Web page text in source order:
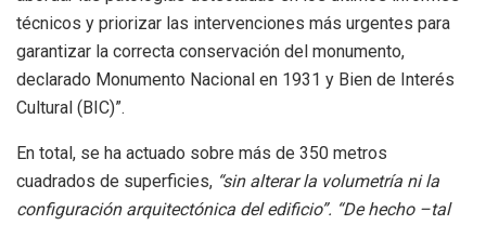
técnicos y priorizar las intervenciones más urgentes para
garantizar la correcta conservación del monumento,
declarado Monumento Nacional en 1931 y Bien de Interés
Cultural (BIC)”.
En total, se ha actuado sobre más de 350 metros
cuadrados de superficies, “sin alterar la volumetría ni la
configuración arquitectónica del edificio”. “De hecho –tal